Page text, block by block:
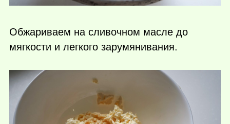
Обжариваем на сливочном масле до
мягкости и легкого зарумянивания.